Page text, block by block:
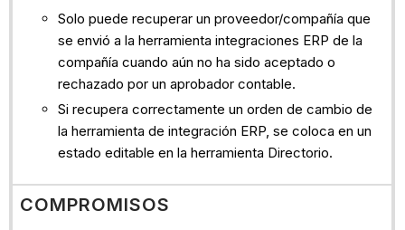
Solo puede recuperar un proveedor/compañía que
se envió a la herramienta integraciones ERP de la
compañía cuando aún no ha sido aceptado o
rechazado por un aprobador contable.
Si recupera correctamente un orden de cambio de
la herramienta de integración ERP, se coloca en un
estado editable en la herramienta Directorio.
COMPROMISOS